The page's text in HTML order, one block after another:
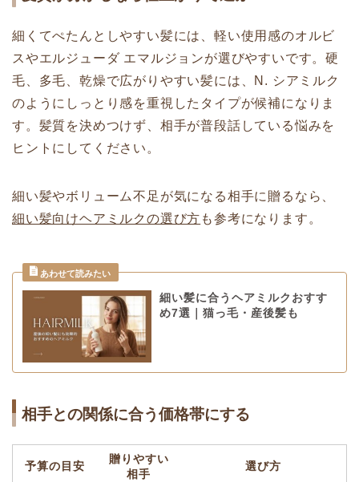
細くてぺたんとしやすい髪には、軽い使用感のオルビ
スやエルジューダ エマルジョンが選びやすいです。硬
毛、多毛、乾燥で広がりやすい髪には、N. シアミルク
のようにしっとり感を重視したタイプが候補になりま
す。髪質を決めつけず、相手が普段話している悩みを
ヒントにしてください。
細い髪やボリューム不足が気になる相手に贈るなら、
細い髪向けヘアミルクの選び方 も参考になります。
細い髪に合うヘアミルクおすす
め7選｜猫っ毛・産後髪も
相手との関係に合う価格帯にする
予算の目安
贈りやすい
相手
選び方